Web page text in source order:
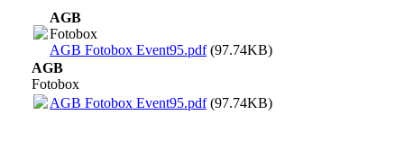
AGB
Fotobox
AGB Fotobox Event95.pdf(97.74KB)
AGB
Fotobox
AGB Fotobox Event95.pdf(97.74KB)